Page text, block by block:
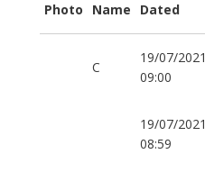
Photo Name Dated
C
19/07/2021
09:00
19/07/2021
08:59